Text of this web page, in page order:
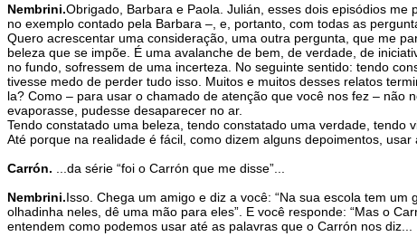
Nembrini.Obrigado, Barbara e Paola. Julián, esses dois episódios
no exemplo contado pela Barbara –, e, portanto, com todas as
Quero acrescentar uma consideração, uma outra pergunta, que me
beleza que se impõe. É uma avalanche de bem, de verdade, de
no fundo, sofressem de uma incerteza. No seguinte sentido: tendo
tivesse medo de perder tudo isso. Muitos e muitos desses relatos
la? Como – para usar o chamado de atenção que você nos fez –
evaporasse, pudesse desaparecer no ar.
Tendo constatado uma beleza, tendo constatado uma verdade,
Até porque na realidade é fácil, como dizem alguns depoimentos,
Carrón. ...da série “foi o Carrón que me disse”...
Nembrini.Isso. Chega um amigo e diz a você: “Na sua escola tem
olhadinha neles, dê uma mão para eles”. E você responde: “Mas o
entendem como podemos usar até as palavras que o Carrón nos diz...